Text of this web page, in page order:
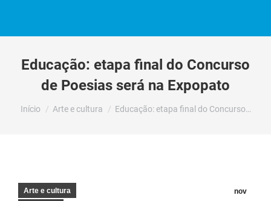
Educação: etapa final do Concurso
de Poesias será na Expopato
Você está aqui:
Início Arte e cultura Educação: etapa final do Concurso…
nov
Arte e cultura